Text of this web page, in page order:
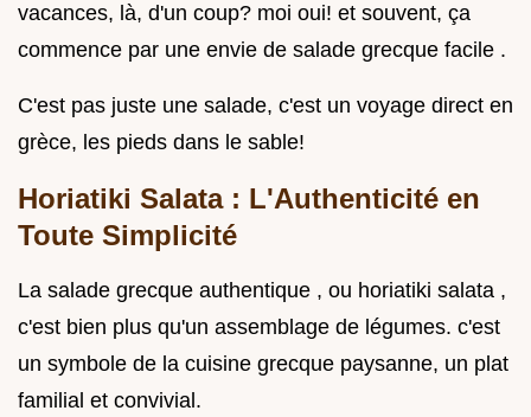
vacances, là, d'un coup? moi oui! et souvent, ça
commence par une envie de salade grecque facile .
C'est pas juste une salade, c'est un voyage direct en
grèce, les pieds dans le sable!
Horiatiki Salata : L'Authenticité en
Toute Simplicité
La salade grecque authentique , ou horiatiki salata ,
c'est bien plus qu'un assemblage de légumes. c'est
un symbole de la cuisine grecque paysanne, un plat
familial et convivial.